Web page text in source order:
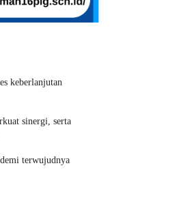
keberlanjutan
sinergi, serta
terwujudnya